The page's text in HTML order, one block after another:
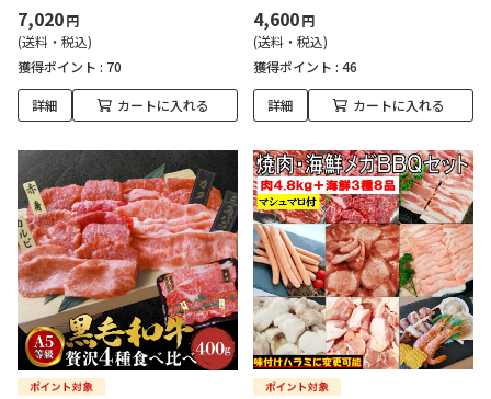
7,020円
(送料・税込)
獲得ポイント : 70
詳細 カートに入れる
4,600円
(送料・税込)
獲得ポイント : 46
詳細 カートに入れる